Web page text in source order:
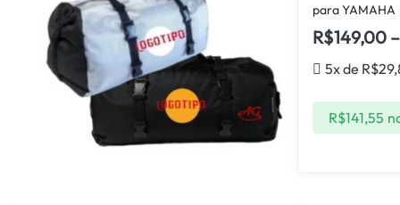
para YAMAHA
R$149,00 –
5x de R$
R$141,55